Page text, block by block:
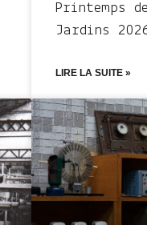
Printemps
Jardins
LIRE LA SUITE »